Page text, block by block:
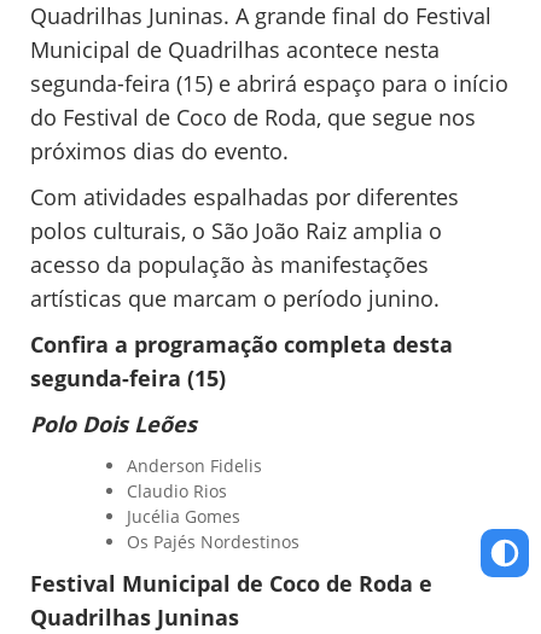
Quadrilhas Juninas. A grande final do Festival
Municipal de Quadrilhas acontece nesta
segunda-feira (15) e abrirá espaço para o início
do Festival de Coco de Roda, que segue nos
próximos dias do evento.
Com atividades espalhadas por diferentes
polos culturais, o São João Raiz amplia o
acesso da população às manifestações
artísticas que marcam o período junino.
Confira a programação completa desta
segunda-feira (15)
Polo Dois Leões
Anderson Fidelis
Claudio Rios
Jucélia Gomes
Os Pajés Nordestinos
Festival Municipal de Coco de Roda e
Quadrilhas Juninas